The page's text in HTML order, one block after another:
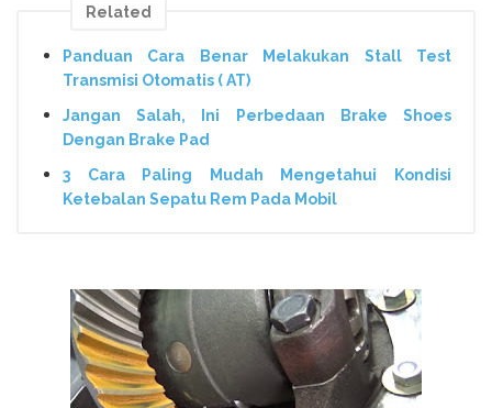
Related
Panduan Cara Benar Melakukan Stall Test
Transmisi Otomatis ( AT)
Jangan Salah, Ini Perbedaan Brake Shoes
Dengan Brake Pad
3 Cara Paling Mudah Mengetahui Kondisi
Ketebalan Sepatu Rem Pada Mobil